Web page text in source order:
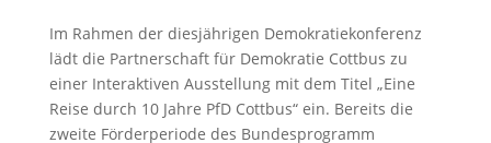
Im Rahmen der diesjährigen Demokratiekonferenz
lädt die Partnerschaft für Demokratie Cottbus zu
einer Interaktiven Ausstellung mit dem Titel „Eine
Reise durch 10 Jahre PfD Cottbus“ ein. Bereits die
zweite Förderperiode des Bundesprogramm